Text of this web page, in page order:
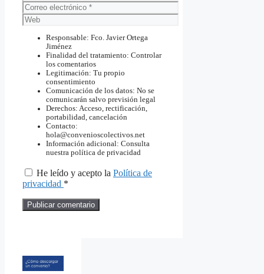
Correo
electrónico
Web
Responsable: Fco. Javier Ortega
Jiménez
Finalidad del tratamiento: Controlar
los comentarios
Legitimación: Tu propio
consentimiento
Comunicación de los datos: No se
comunicarán salvo previsión legal
Derechos: Acceso, rectificación,
portabilidad, cancelación
Contacto:
hola@convenioscolectivos.net
Información adicional: Consulta
nuestra política de privacidad
He leído y acepto la Política de
privacidad *